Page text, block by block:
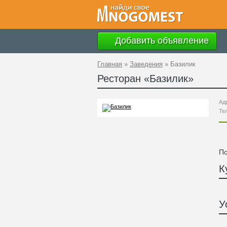
Добавить объявление
Главная » Заведения » Базилик
Ресторан «Базилик»